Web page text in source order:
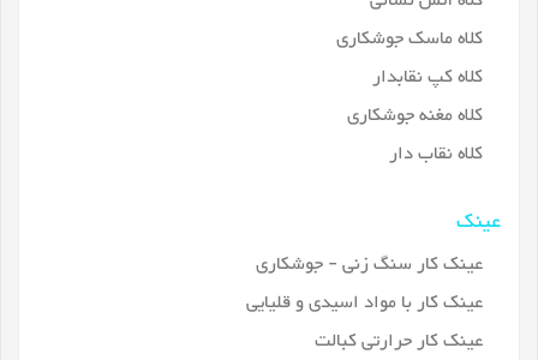
کلاه ماسک جوشکاری
کلاه کپ نقابدار
کلاه مغنه جوشکاری
کلاه نقاب دار
عینک
عینک کار سنگ زنی - جوشکاری
عینک کار با مواد اسیدی و قلیایی
عینک کار حرارتی کبالت